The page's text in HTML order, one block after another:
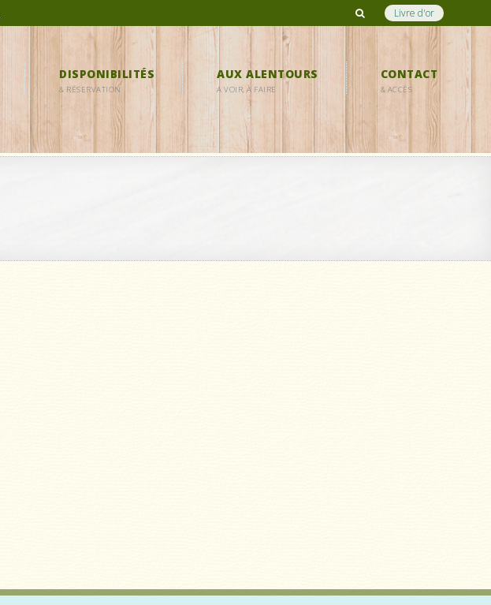
Livre d'or
DISPONIBILITÉS
& RÉSERVATION
AUX ALENTOURS
A VOIR, À FAIRE
CONTACT
& ACCÈS